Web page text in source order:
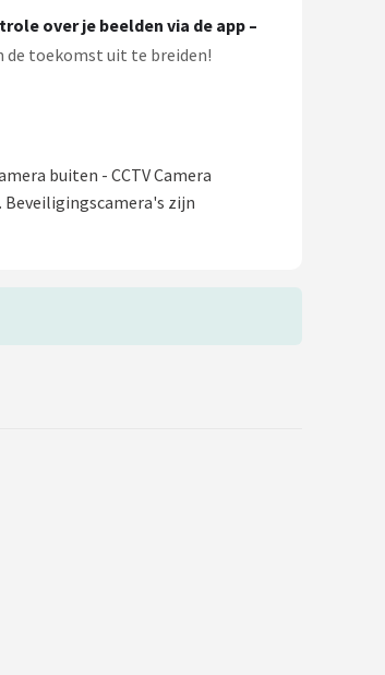
over je beelden via de app –
de toekomst uit te breiden!
buiten - CCTV Camera
Beveiligingscamera's zijn